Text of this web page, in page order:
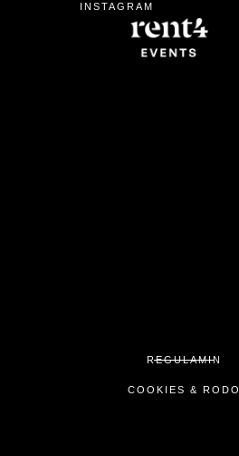
INSTAGRAM
REGULAMIN
COOKIES & RODO